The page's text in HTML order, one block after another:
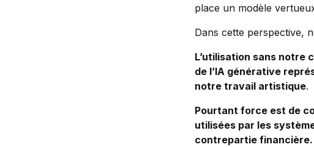
place un modèle
Dans cette perspective,
L’utilisation sans notre
de l’IA générative
notre travail artistique.
Pourtant force est de
utilisées par les
contrepartie financière.